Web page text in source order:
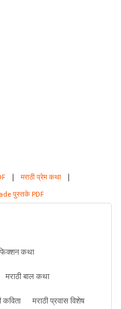
| मराठी प्रेम कथा |
पुस्तके PDF
कथा
मराठी बाल कथा
कविता
मराठी प्रवास विशेष